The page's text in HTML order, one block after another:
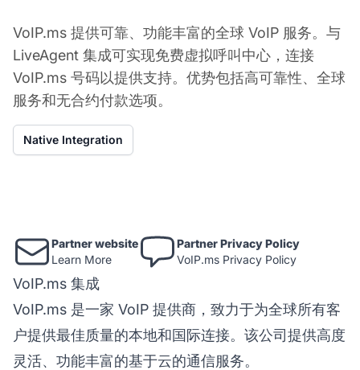
VoIP.ms 提供可靠、功能丰富的全球 VoIP 服务。与
LiveAgent 集成可实现免费虚拟呼叫中心，连接
VoIP.ms 号码以提供支持。优势包括高可靠性、全球
服务和无合约付款选项。
Native Integration
Partner website
Learn More
Partner Privacy Policy
VoIP.ms Privacy Policy
VoIP.ms 集成
VoIP.ms 是一家 VoIP 提供商，致力于为全球所有客
户提供最佳质量的本地和国际连接。该公司提供高度
灵活、功能丰富的基于云的通信服务。